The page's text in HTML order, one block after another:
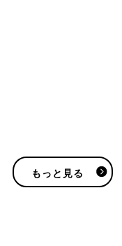
もっと見る